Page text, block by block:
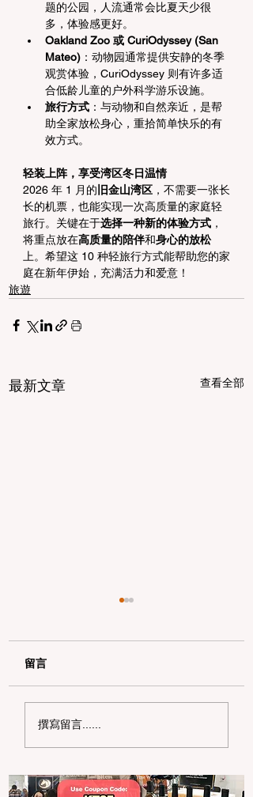
题的公园，人流通常会比夏天少很
多，体验感更好。
Oakland Zoo 或 CuriOdyssey (San
Mateo) ：动物园通常提供安静的冬季
观赏体验，CuriOdyssey 则有许多适
合低龄儿童的户外科学游乐设施。
旅行方式 ：与动物和自然亲近，是帮
助全家放松身心，重拾简单快乐的有
效方式。
轻装上阵，享受湾区冬日温情
2026 年 1 月的 旧金山湾区 ，不需要一张长
长的机票，也能实现一次高质量的家庭轻
旅行。关键在于选择一种新的体验方式 ，
将重点放在高质量的陪伴和身心的放松
上。希望这 10 种轻旅行方式能帮助您的家
庭在新年伊始，充满活力和爱意！
旅遊
最新文章 查看全部
加州野区露营必读：如
留言
撰寫留言......